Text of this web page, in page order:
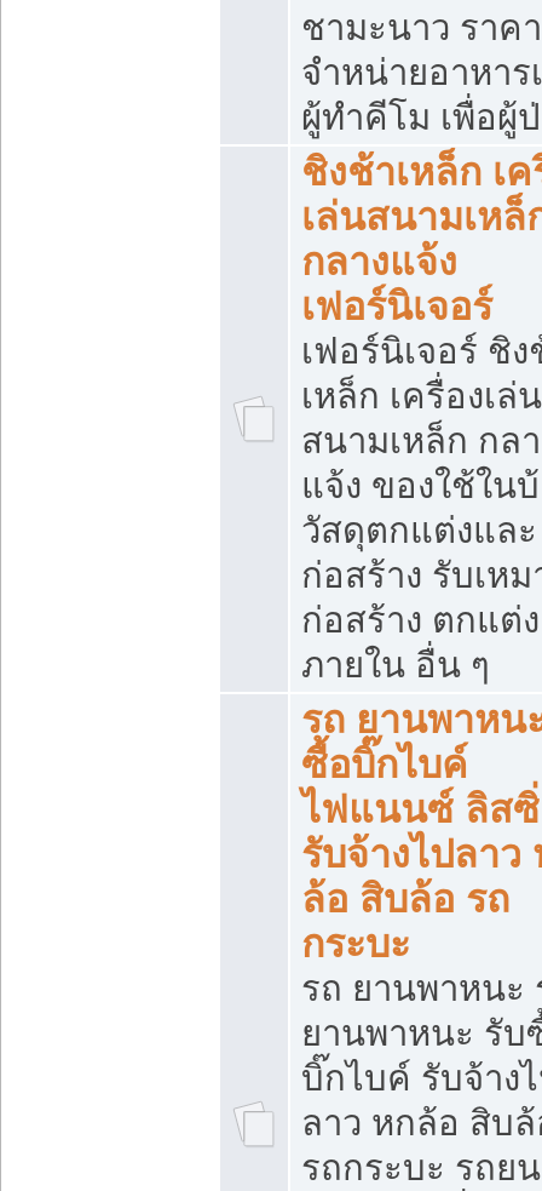
ชามะนาว ราค
จำหน่ายอาหาร
ผู้ทำคีโม เพื่อผู้
ชิงช้าเหล็ก เค
เล่นสนามเหล็
กลางแจ้ง
เฟอร์นิเจอร์
เฟอร์นิเจอร์ ชิง
เหล็ก เครื่องเล่น
สนามเหล็ก กล
แจ้ง ของใช้ใน
วัสดุตกแต่งและ
ก่อสร้าง รับเหม
ก่อสร้าง ตกแต่ง
ภายใน อื่น ๆ
รถ ยานพาหน
ซื้อบิ๊กไบค์
ไฟแนนซ์ ลิส
รับจ้างไปลาว
ล้อ สิบล้อ รถ
กระบะ
รถ ยานพาหนะ
ยานพาหนะ รับ
บิ๊กไบค์ รับจ้าง
ลาว หกล้อ สิบ
รถกระบะ รถย